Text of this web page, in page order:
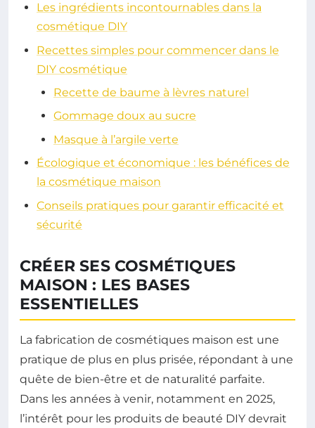
Les ingrédients incontournables dans la
cosmétique DIY
Recettes simples pour commencer dans le
DIY cosmétique
Recette de baume à lèvres naturel
Gommage doux au sucre
Masque à l’argile verte
Écologique et économique : les bénéfices de
la cosmétique maison
Conseils pratiques pour garantir efficacité et
sécurité
CRÉER SES COSMÉTIQUES
MAISON : LES BASES
ESSENTIELLES
La fabrication de cosmétiques maison est une
pratique de plus en plus prisée, répondant à une
quête de bien-être et de naturalité parfaite.
Dans les années à venir, notamment en 2025,
l’intérêt pour les produits de beauté DIY devrait